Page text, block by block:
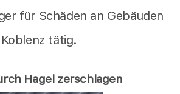
für Schäden an Gebäuden
tätig.
Hagel zerschlagen